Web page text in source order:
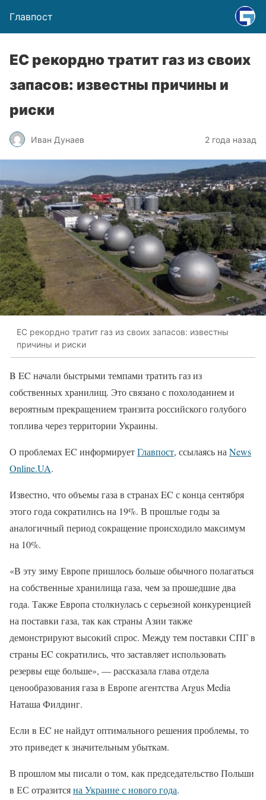
Главпост
ЕС рекордно тратит газ из своих
запасов: известны причины и
риски
Иван Дунаев 2 года назад
ЕС рекордно тратит газ из своих запасов: известны
причины и риски
B EC начали быстрыми темпами тратить газ из
собственных хранилищ. Это связано с похолоданием и
вероятным прекращением транзита российского голубого
топлива через территории Украины.
О проблемах EC информируетГлавпост, ссылаясь на News
Online.UA.
Известно, что объемы газа в странах EC с конца сентября
этого года сократились на 19%. В прошлые годы за
аналогичный период сокращение происходило максимум
на 10%.
«В эту зиму Европе пришлось больше обычного полагаться
на собственные хранилища газа, чем за прошедшие два
года. Также Европа столкнулась с серьезной конкуренцией
на поставки газа, так как страны Азии также
демонстрируют высокий спрос. Между тем поставки СПГ в
страны EC сократились, что заставляет использовать
резервы еще больше», — рассказала глава отдела
ценообразования газа в Европе агентства Argus Media
Наташа Филдинг.
Если в EC не найдут оптимального решения проблемы, то
это приведет к значительным убыткам.
В прошлом мы писали о том, как председательство Польши
в ЕС отразитсяна Украине с нового года.